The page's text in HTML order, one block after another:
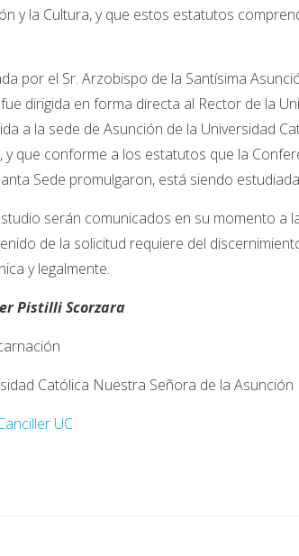
y la Cultura, y que estos estatutos
por el Sr. Arzobispo de la Santísima
dirigida en forma directa al Rector de la
a la sede de Asunción de la Universidad
y que conforme a los estatutos que la
Sede promulgaron, está siendo
serán comunicados en su momento a
de la solicitud requiere del
y legalmente.
Pistilli Scorzara
Católica Nuestra Señora de la Asunción
UC